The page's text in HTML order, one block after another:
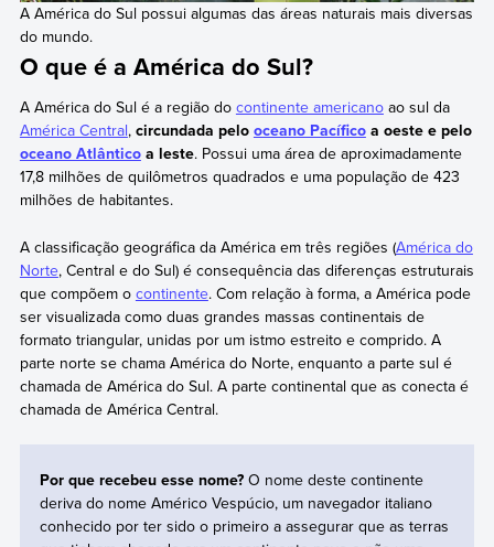
A América do Sul possui algumas das áreas naturais mais diversas
do mundo.
O que é a América do Sul?
A América do Sul é a região do continente americanoao sul da
América Central, circundada pelo oceano Pacíficoa oeste e pelo
oceano Atlânticoa leste. Possui uma área de aproximadamente
17,8 milhões de quilômetros quadrados e uma população de 423
milhões de habitantes.
A classificação geográfica da América em três regiões (América do
Norte, Central e do Sul) é consequência das diferenças estruturais
que compõem o continente. Com relação à forma, a América pode
ser visualizada como duas grandes massas continentais de
formato triangular, unidas por um istmo estreito e comprido. A
parte norte se chama América do Norte, enquanto a parte sul é
chamada de América do Sul. A parte continental que as conecta é
chamada de América Central.
Por que recebeu esse nome?O nome deste continente
deriva do nome Américo Vespúcio, um navegador italiano
conhecido por ter sido o primeiro a assegurar que as terras